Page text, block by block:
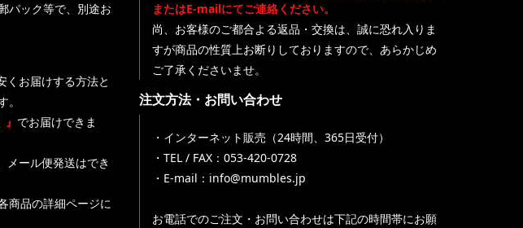
パック等で、別途お
くお届けする方法と
でお届けできま
メール便発送はでき
商品の詳細ページに
またはE-mailにてご連絡ください。
尚、お客様のご都合よる返品・交換は、誠に恐れ入りま
すが商品の性質上お断りしておりますので、あらかじめ
ご了承くださいませ。
注文方法・お問い合わせ
・インターネット販売（24時間、365日受付）
・TEL / FAX：053-420-0728
・E-mail：info@mumbles.jp
お電話でのご注文・お問い合わせは下記の時間帯にお願